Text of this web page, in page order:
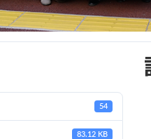
54
83.12 KB